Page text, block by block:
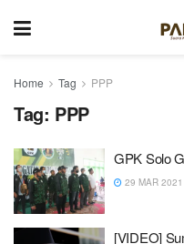
Home Tag PPP
Tag: PPP
GPK Solo
29 MAR 2021
[VIDEO]